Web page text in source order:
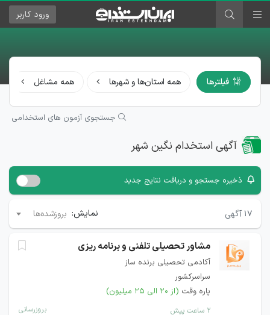
ورود کاربر
فیلترها همه استان‌ها و شهرها همه مشاغل
جستجوی آزمون های استخدامی
آگهی استخدام نگین‌ شهر
ذخیره جستجو و دریافت نتایج جدید
۱۷ آگهی نمایش: بروزشده‌ها
مشاور تحصیلی تلفنی و برنامه ریزی
آکادمی تحصیلی برنده ساز
سراسرکشور
پاره وقت (از ۲۰ الی ۲۵ میلیون)
۲ ساعت پیش بروزرسانی